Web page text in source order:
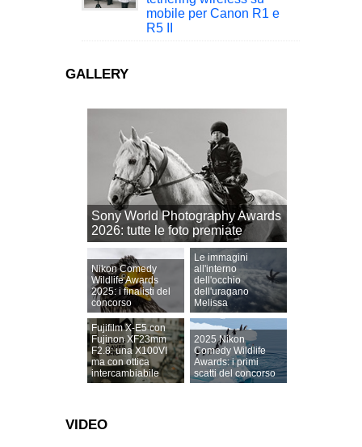
mobile per Canon R1 e
R5 II
GALLERY
Sony World Photography Awards
2026: tutte le foto premiate
Nikon Comedy
Wildlife Awards
2025: i finalisti del
concorso
Le immagini
all'interno
dell'occhio
dell'uragano
Melissa
Fujifilm X-E5 con
Fujinon XF23mm
F2.8: una X100VI
ma con ottica
intercambiabile
2025 Nikon
Comedy Wildlife
Awards: i primi
scatti del concorso
VIDEO